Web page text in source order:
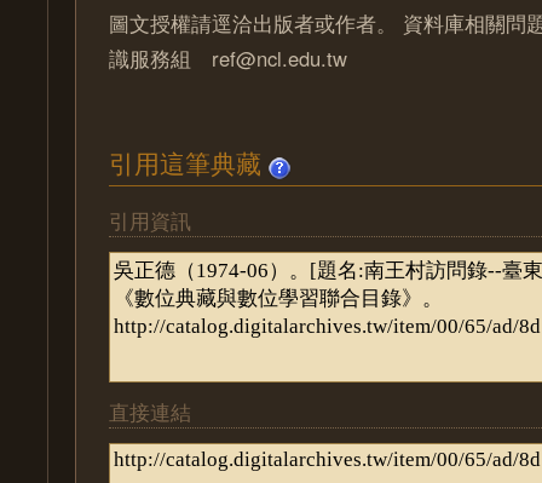
圖文授權請逕洽出版者或作者。 資料庫相關問
識服務組 ref@ncl.edu.tw
引用這筆典藏
引用資訊
直接連結